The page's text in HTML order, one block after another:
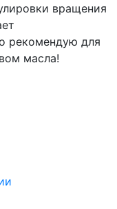
вращения
рекомендую для
масла!